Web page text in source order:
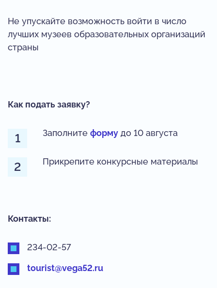
Не упускайте возможность войти в число
лучших музеев образовательных организаций
страны
Как подать заявку?
Заполните форму до 10 августа
Прикрепите конкурсные материалы
Контакты:
234-02-57
tourist@vega52.ru